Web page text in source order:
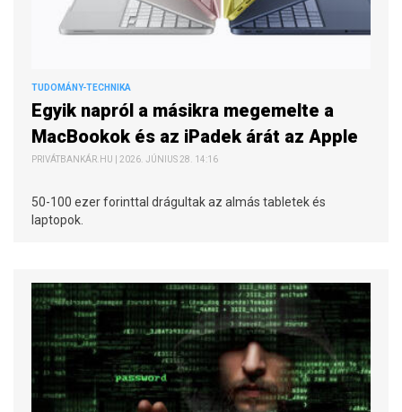
TUDOMÁNY-TECHNIKA
Egyik napról a másikra megemelte a
MacBookok és az iPadek árát az Apple
PRIVÁTBANKÁR.HU | 2026. JÚNIUS 28. 14:16
50-100 ezer forinttal drágultak az almás tabletek és
laptopok.